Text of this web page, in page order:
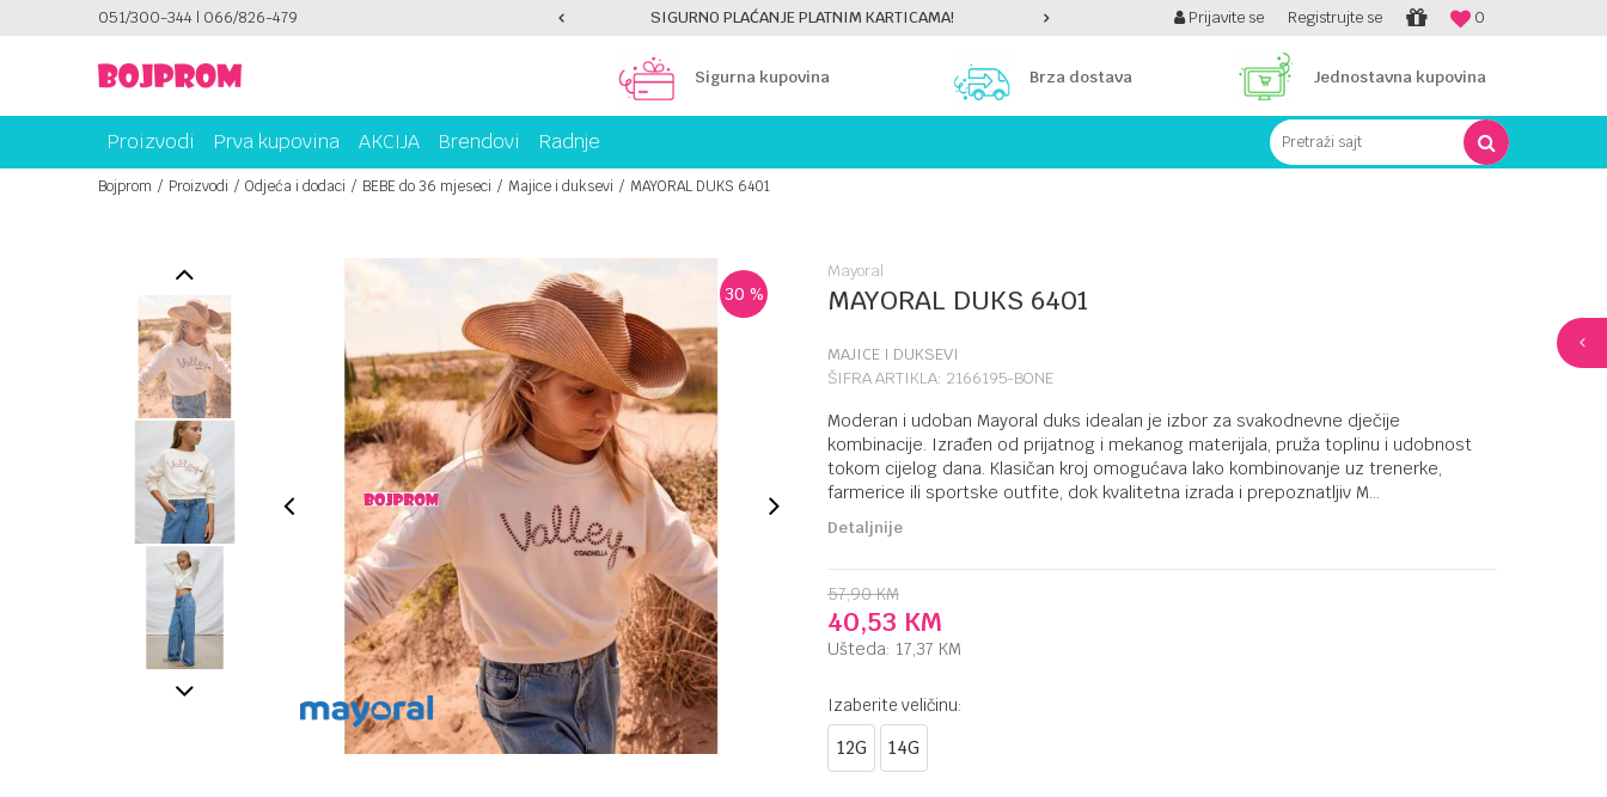
051/300-344 | 066/826-479PLATI UNICREDIT KARTICOM NA RATE! SIGURNO PLAĆANJE PLATNIM KARTICAMA! PLATI UNICREDIT KARTICOM NA RATE! 0
Prijavite se Registrujte se
Sigurna kupovina Brza dostava Jednostavna kupovina
Proizvodi Prva kupovina AKCIJA Brendovi Radnje Pretraži sajt
Bojprom Proizvodi Odjeća i dodaci BEBE do 36 mjeseci Majice i duksevi MAYORAL DUKS 6401
30 %
Mayoral
MAYORAL DUKS 6401
MAJICE I DUKSEVI
ŠIFRA ARTIKLA: 2166195-BONE
Moderan i udoban Mayoral duks idealan je izbor za svakodnevne dječije
kombinacije. Izrađen od prijatnog i mekanog materijala, pruža toplinu i udobnost
tokom cijelog dana. Klasičan kroj omogućava lako kombinovanje uz trenerke,
farmerice ili sportske outfite, dok kvalitetna izrada i prepoznatljiv M...
Detaljnije
57,90 KM
40,53 KM
Ušteda: 17,37 KM
Izaberite veličinu:
12G 14G